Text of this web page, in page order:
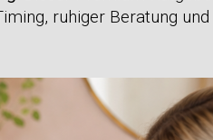
ruhiger Beratung